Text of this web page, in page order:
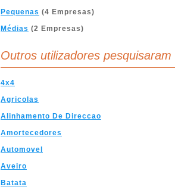
Pequenas (4 Empresas)
Médias (2 Empresas)
Outros utilizadores pesquisaram
4x4
Agricolas
Alinhamento De Direccao
Amortecedores
Automovel
Aveiro
Batata